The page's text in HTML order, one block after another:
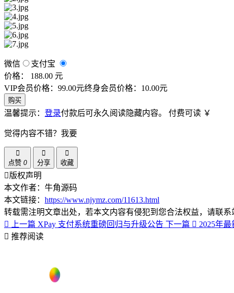
微信
支付宝
价格： 188.00 元
VIP会员价格：99.00元终身会员价格：10.00元
购买
温馨提示： 登录付款后可永久阅读隐藏内容。 付费可读 ￥
觉得内容不错？我要
点赞 0 分享 收藏
版权声明
本文作者：牛角源码
本文链接： https://www.njymz.com/11613.html
转载需注明文章出处，若本文内容有侵犯到您合法权益，请联系
上一篇 XPay 支付系统重磅回归与升级公告 下一篇
2025年
推荐阅读